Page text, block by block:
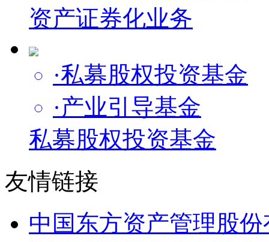
资产证券化业务
·私募股权投资基金
·产业引导基金
私募股权投资基金
友情链接
中国东方资产管理股